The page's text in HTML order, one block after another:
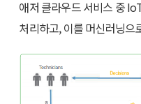
애저 클라우드 서비스 중
처리하고, 이를 머신러닝으